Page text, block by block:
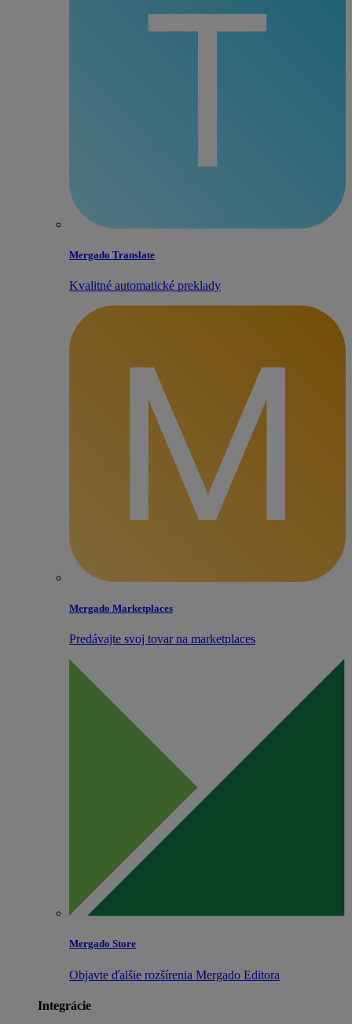
Mergado Translate
Kvalitné automatické preklady
Mergado Marketplaces
Predávajte svoj tovar na marketplaces
Mergado Store
Objavte ďalšie rozšírenia Mergado Editora
Integrácie